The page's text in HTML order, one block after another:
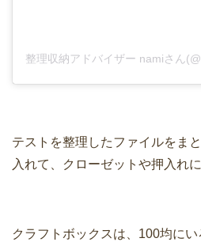
テストを整理したファイルをま
入れて、クローゼットや押入れに
クラフトボックスは、100均に